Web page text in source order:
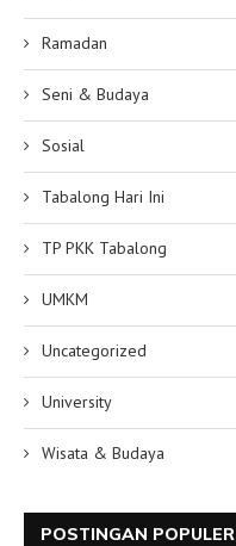
Ramadan
Seni & Budaya
Sosial
Tabalong Hari Ini
TP PKK Tabalong
UMKM
Uncategorized
University
Wisata & Budaya
POSTINGAN POPULER